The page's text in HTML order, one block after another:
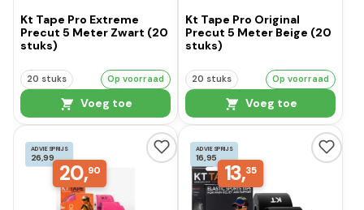
Kt Tape Pro Extreme
Precut 5 Meter Zwart (20
stuks)
20 stuks Op voorraad
Voeg toe
Kt Tape Pro Original
Precut 5 Meter Beige (20
stuks)
20 stuks Op voorraad
Voeg toe
ADVIESPRIJS
26,99
20,90
ADVIESPRIJS
16,95
13,35